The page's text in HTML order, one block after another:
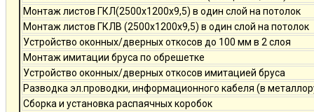
Монтаж листов ГКЛ(2500х1200х9,5) в один слой на потолок
Монтаж листов ГКЛВ (2500х1200х9,5) в один слой на потолок
Устройство оконных/дверных откосов до 100 мм в 2 слоя
Монтаж имитации бруса по обрешетке
Устройство оконных/дверных откосов имитацией бруса
Разводка эл.проводки, информационного кабеля (в
Сборка и установка распаячных коробок